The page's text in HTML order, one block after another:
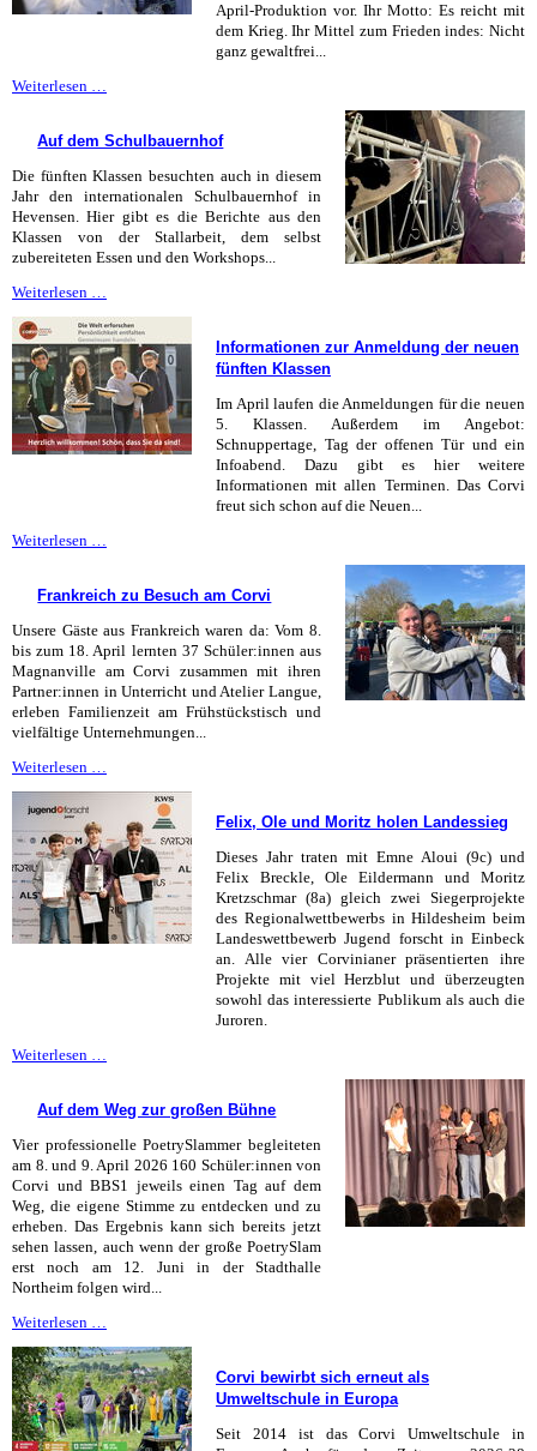
April-Produktion vor. Ihr Motto: Es reicht mit
dem Krieg. Ihr Mittel zum Frieden indes: Nicht
ganz gewaltfrei...
Weiterlesen …
mal
gut
mit
dem
Krieg,
ne?
–
Auf dem Schulbauernhof
Die fünften Klassen besuchten auch in diesem
Jahr den internationalen Schulbauernhof in
Hevensen. Hier gibt es die Berichte aus den
Klassen von der Stallarbeit, dem selbst
zubereiteten Essen und den Workshops...
Weiterlesen …
Schulbauernhof
Informationen zur Anmeldung der neuen
fünften Klassen
Im April laufen die Anmeldungen für die neuen
5. Klassen. Außerdem im Angebot:
Schnuppertage, Tag der offenen Tür und ein
Infoabend. Dazu gibt es hier weitere
Informationen mit allen Terminen. Das Corvi
freut sich schon auf die Neuen...
Weiterlesen …
der
neuen
fünften
Klassen
Frankreich zu Besuch am Corvi
Unsere Gäste aus Frankreich waren da: Vom 8.
bis zum 18. April lernten 37 Schüler:innen aus
Magnanville am Corvi zusammen mit ihren
Partner:innen in Unterricht und Atelier Langue,
erleben Familienzeit am Frühstückstisch und
vielfältige Unternehmungen...
Weiterlesen …
Besuch
Corvi
Felix, Ole und Moritz holen Landessieg
Dieses Jahr traten mit Emne Aloui (9c) und
Felix Breckle, Ole Eildermann und Moritz
Kretzschmar (8a) gleich zwei Siegerprojekte
des Regionalwettbewerbs in Hildesheim beim
Landeswettbewerb Jugend forscht in Einbeck
an. Alle vier Corvinianer präsentierten ihre
Projekte mit viel Herzblut und überzeugten
sowohl das interessierte Publikum als auch die
Juroren.
Weiterlesen …
Moritz
holen
Landessieg
Auf dem Weg zur großen Bühne
Vier professionelle PoetrySlammer begleiteten
am 8. und 9. April 2026 160 Schüler:innen von
Corvi und BBS1 jeweils einen Tag auf dem
Weg, die eigene Stimme zu entdecken und zu
erheben. Das Ergebnis kann sich bereits jetzt
sehen lassen, auch wenn der große PoetrySlam
erst noch am 12. Juni in der Stadthalle
Northeim folgen wird...
Weiterlesen …
Weg
zur
großen
Bühne
Corvi bewirbt sich erneut als
Umweltschule in Europa
Seit 2014 ist das Corvi Umweltschule in